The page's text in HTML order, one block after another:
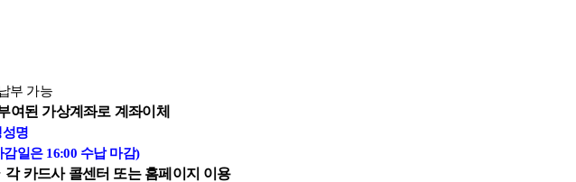
부 가능
여된 가상계좌로 계좌이체
명
감일은 16:00 수납 마감)
카드사 콜센터 또는 홈페이지 이용